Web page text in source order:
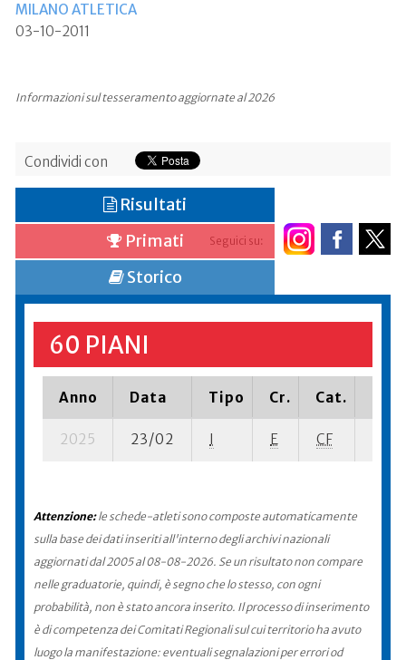
MILANO ATLETICA
03-10-2011
Informazioni sul tesseramento aggiornate al 2026
Condividi con
Seguici su:
Risultati
Primati
Storico
60 PIANI
Anno Data Tipo Cr. Cat.
2025 23/02 I E CF
Attenzione:le schede-atleti sono composte automaticamente
sulla base dei dati inseriti all'interno degli archivi nazionali
aggiornati dal 2005 al 08-08-2026. Se un risultato non compare
nelle graduatorie, quindi, è segno che lo stesso, con ogni
probabilità, non è stato ancora inserito. Il processo di inserimento
è di competenza dei Comitati Regionali sul cui territorio ha avuto
luogo la manifestazione: eventuali segnalazioni per errori od